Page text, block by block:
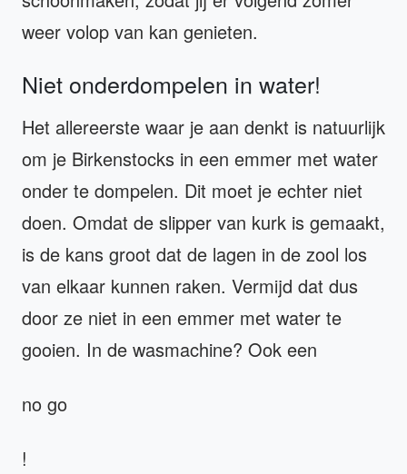
weer volop van kan genieten.
Niet onderdompelen in water!
Het allereerste waar je aan denkt is natuurlijk
om je Birkenstocks in een emmer met water
onder te dompelen. Dit moet je echter niet
doen. Omdat de slipper van kurk is gemaakt,
is de kans groot dat de lagen in de zool los
van elkaar kunnen raken. Vermijd dat dus
door ze niet in een emmer met water te
gooien. In de wasmachine? Ook een
no go
!